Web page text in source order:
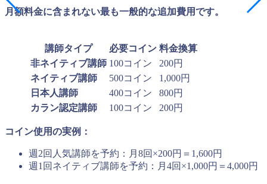
月額料金に含まれない最も一般的な追加費用です。
講師タイプ 必要コイン 料金換算
非ネイティブ講師 100コイン
200円
ネイティブ講師
500コイン
1,000円
日本人講師
400コイン
800円
カラン認定講師
100コイン 200円
コイン使用の実例：
週2回人気講師を予約：月8回×200円＝1,600円
週1回ネイティブ講師を予約：月4回×1,000円＝4,000円